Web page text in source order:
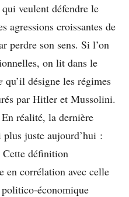
veulent défendre le
agressions croissantes de
perdre son sens. Si l’on
on lit dans le
qu’il désigne les régimes
par Hitler et Mussolini.
réalité, la dernière
juste aujourd’hui :
définition
en corrélation avec celle
économique